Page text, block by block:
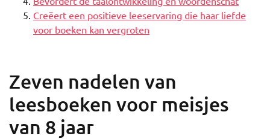
Creëert een positieve leeservaring die haar liefde
voor boeken kan vergroten
Zeven nadelen van
leesboeken voor meisjes
van 8 jaar